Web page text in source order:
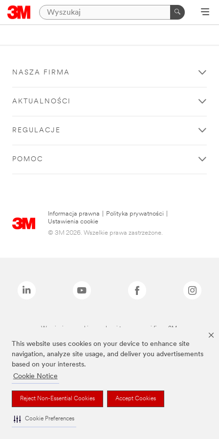
This website uses cookies on your device to enhance site
navigation, analyze site usage, and deliver you advertisements
based on your interests.
Cookie Notice
Reject Non-Essential Cookies Accept Cookies
Cookie Preferences
NASZA FIRMA
AKTUALNOŚCI
REGULACJE
POMOC
Informacja prawna Polityka prywatności
Ustawienia cookie
© 3M 2026. Wszelkie prawa zastrzeżone.
Wymienione marki są znakami towarowymi firmy 3M.